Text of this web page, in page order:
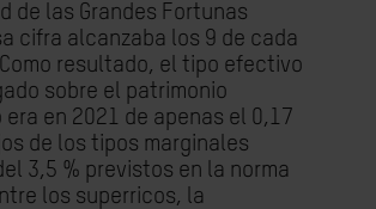
de las Grandes Fortunas
cifra alcanzaba los 9 de cada
resultado, el tipo efectivo
sobre el patrimonio
en 2021 de apenas el 0,17
de los tipos marginales
3,5 % previstos en la norma
los superricos, la